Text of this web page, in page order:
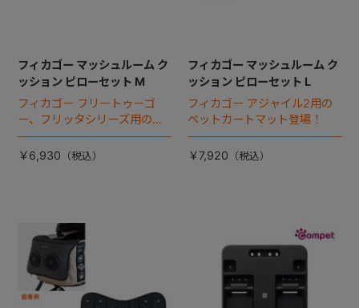
フィカゴー マッシュルーム ク
ッション ピローセット M
フィカゴー フリートゥーゴ
ー、フリッタシリーズ用のペ
ットカートマット登場！
￥6,930
フィカゴー マッシュルーム ク
ッション ピローセット L
フィカゴー アジャイル2用の
ペットカートマット登場！
￥7,920